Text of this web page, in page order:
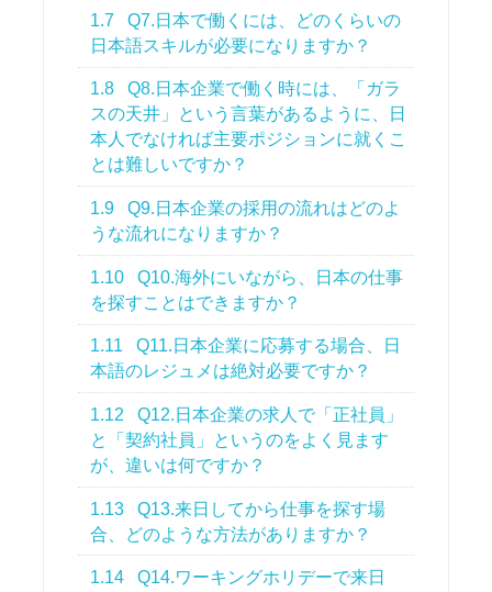
1.7
Q7.日本で働くには、どのくらいの
日本語スキルが必要になりますか？
1.8
Q8.日本企業で働く時には、「ガラ
スの天井」という言葉があるように、日
本人でなければ主要ポジションに就くこ
とは難しいですか？
1.9
Q9.日本企業の採用の流れはどのよ
うな流れになりますか？
1.10
Q10.海外にいながら、日本の仕事
を探すことはできますか？
1.11
Q11.日本企業に応募する場合、日
本語のレジュメは絶対必要ですか？
1.12
Q12.日本企業の求人で「正社員」
と「契約社員」というのをよく見ます
が、違いは何ですか？
1.13
Q13.来日してから仕事を探す場
合、どのような方法がありますか？
1.14
Q14.ワーキングホリデーで来日